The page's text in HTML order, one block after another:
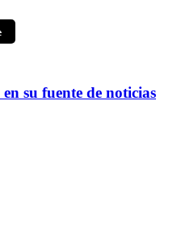
en su fuente de noticias